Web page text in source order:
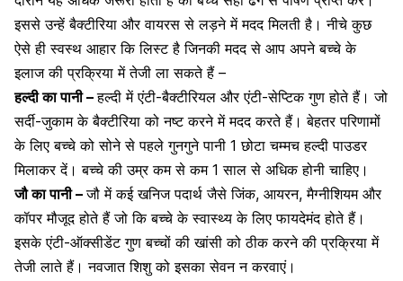
इससे उन्हें बैक्टीरिया और वायरस से लड़ने में मदद मिलती है। नीचे कुछ
ऐसे ही स्वस्थ आहार कि लिस्ट है जिनकी मदद से आप अपने बच्चे के
इलाज की प्रक्रिया में तेजी ला सकते हैं –
हल्दीका पानी –हल्दी में एंटी-बैक्टीरियल और एंटी-सेप्टिक गुण होते हैं। जो
सर्दी-जुकाम के बैक्टीरिया को नष्ट करने में मदद करते हैं। बेहतर परिणामों
के लिए बच्चे को सोने से पहले गुनगुने पानी 1 छोटा चम्मच हल्दी पाउडर
मिलाकर दें। बच्चे की उम्र कम से कम 1 साल से अधिक होनी चाहिए।
जौका पानी –जौ में कई खनिज पदार्थ जैसे जिंक, आयरन,मैग्नीशियमऔर
कॉपरमौजूद होते हैं जो कि बच्चे के स्वास्थ्य के लिए फायदेमंद होते हैं।
इसके एंटी-ऑक्सीडेंट गुण बच्चों की खांसी को ठीक करने की प्रक्रिया में
तेजी लाते हैं। नवजात शिशु को इसका सेवन न करवाएं।